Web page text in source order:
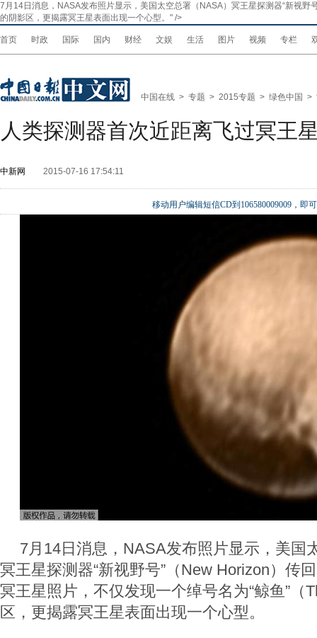
7月14日消息，NASA发布照片显示，美国太空总署（NASA）冥王星探测器“新视
的阴影区，更揭露冥王星表面出现一个心型。 " />
首页 时政 国际 国内 财经 文娱 生活 图片 视频 专栏
中国在线 > 专题 > 2015专题 > 绿色中国 >
人类探测器首次近距离飞过冥王
中新网 2015-07-16 17:54:11
移动用户编辑短信CD到106580009009，即
7月14日消息，NASA发布照片显示，美国
冥王星探测器“新视野号”（New Horizon）传
冥王星照片，不仅发现一个绰号名为“鲸鱼”（
区，更揭露冥王星表面出现一个心型。